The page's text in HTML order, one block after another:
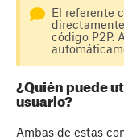
El referente
código P2P.
¿Quién puede
usuario?
Ambas de estas